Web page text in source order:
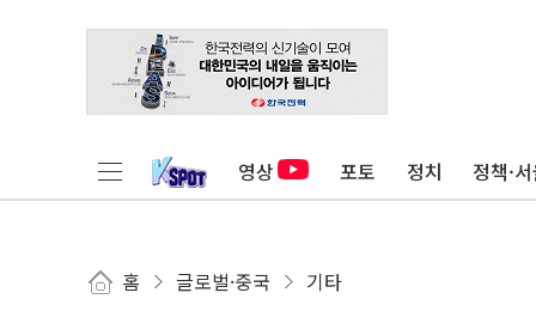
영상 포토 정치 정책·
홈 글로벌·중국 기타